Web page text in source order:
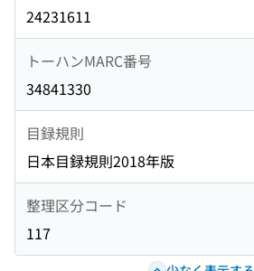
24231611
トーハンMARC番号
34841330
目録規則
日本目録規則2018年版
整理区分コード
117